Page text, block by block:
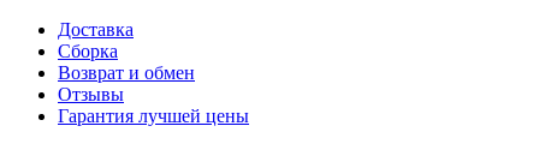
Доставка
Сборка
Возврат и обмен
Отзывы
Гарантия лучшей цены